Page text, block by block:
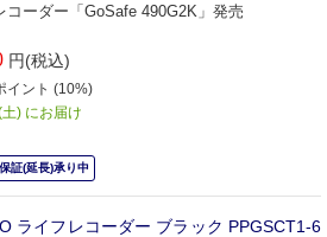
コーダー「GoSafe 490G2K」発売
円(税込)
イント (10%)
) にお届け
証(延長)承り中
ライフレコーダー ブラック PPGSCT1-6